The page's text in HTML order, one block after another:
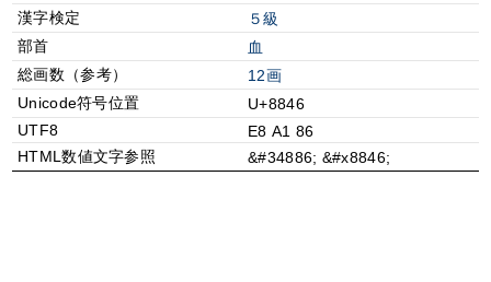
漢字検定
５級
部首
⾎
総画数（参考）
12画
Unicode符号位置
U+8846
UTF8
E8 A1 86
HTML数値文字参照
&#34886; &#x8846;